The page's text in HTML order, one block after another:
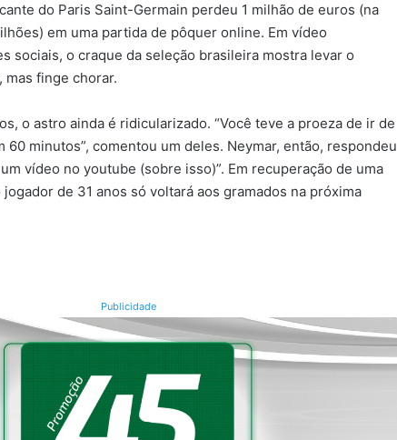
do Paris Saint-Germain perdeu 1 milhão de euros (na
em uma partida de pôquer online. Em vídeo
sociais, o craque da seleção brasileira mostra levar o
finge chorar.
o astro ainda é ridicularizado. “Você teve a proeza de ir de
60 minutos”, comentou um deles. Neymar, então, respondeu
vídeo no youtube (sobre isso)”. Em recuperação de uma
de 31 anos só voltará aos gramados na próxima
Publicidade